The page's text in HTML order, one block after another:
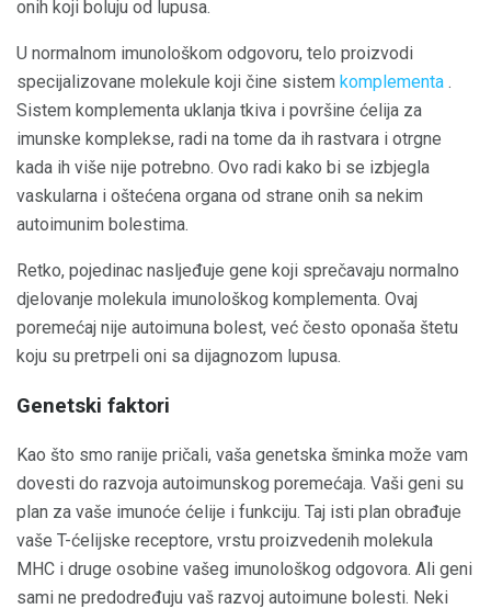
onih koji boluju od lupusa.
U normalnom imunološkom odgovoru, telo proizvodi
specijalizovane molekule koji čine sistem komplementa .
Sistem komplementa uklanja tkiva i površine ćelija za
imunske komplekse, radi na tome da ih rastvara i otrgne
kada ih više nije potrebno. Ovo radi kako bi se izbjegla
vaskularna i oštećena organa od strane onih sa nekim
autoimunim bolestima.
Retko, pojedinac nasljeđuje gene koji sprečavaju normalno
djelovanje molekula imunološkog komplementa. Ovaj
poremećaj nije autoimuna bolest, već često oponaša štetu
koju su pretrpeli oni sa dijagnozom lupusa.
Genetski faktori
Kao što smo ranije pričali, vaša genetska šminka može vam
dovesti do razvoja autoimunskog poremećaja. Vaši geni su
plan za vaše imunoće ćelije i funkciju. Taj isti plan obrađuje
vaše T-ćelijske receptore, vrstu proizvedenih molekula
MHC i druge osobine vašeg imunološkog odgovora. Ali geni
sami ne predodređuju vaš razvoj autoimune bolesti. Neki